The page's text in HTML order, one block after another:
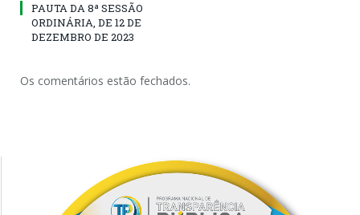
PAUTA DA 8ª SESSÃO
ORDINÁRIA, DE 12 DE
DEZEMBRO DE 2023
Os comentários estão fechados.